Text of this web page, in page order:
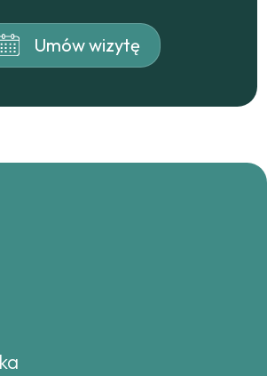
Umów wizytę